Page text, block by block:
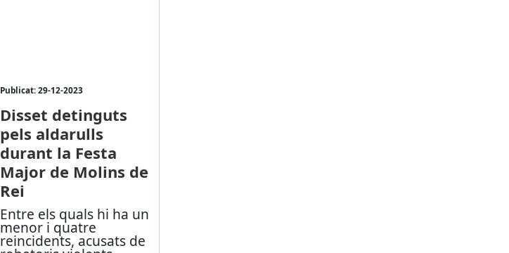
Publicat: 29-12-2023
Disset detinguts
pels aldarulls
durant la Festa
Major de Molins de
Rei
Entre els quals hi ha un
menor i quatre
reincidents, acusats de